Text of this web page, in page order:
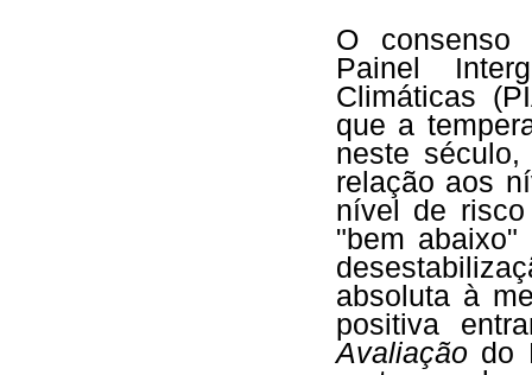
O consenso
Painel
Climáticas
que a
neste
relação aos
nível de risco
"bem
absoluta à
positiva
Avaliação do